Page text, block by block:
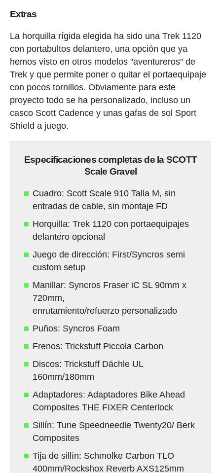
Extras
La horquilla rígida elegida ha sido una Trek 1120
con portabultos delantero, una opción que ya
hemos visto en otros modelos "aventureros" de
Trek y que permite poner o quitar el portaequipaje
con pocos tornillos. Obviamente para este
proyecto todo se ha personalizado, incluso un
casco Scott Cadence y unas gafas de sol Sport
Shield a juego.
Especificaciones completas de la SCOTT
Scale Gravel
Cuadro: Scott Scale 910 Talla M, sin
entradas de cable, sin montaje FD
Horquilla: Trek 1120 con portaequipajes
delantero opcional
Juego de dirección: First/Syncros semi
custom setup
Manillar: Syncros Fraser iC SL 90mm x
720mm,
enrutamiento/refuerzo personalizado
Puños: Syncros Foam
Frenos: Trickstuff Piccola Carbon
Discos: Trickstuff Dächle UL
160mm/180mm
Adaptadores: Adaptadores Bike Ahead
Composites THE FIXER Centerlock
Sillín: Tune Speedneedle Twenty20/ Berk
Composites
Tija de sillín: Schmolke Carbon TLO
400mm/Rockshox Reverb AXS125mm